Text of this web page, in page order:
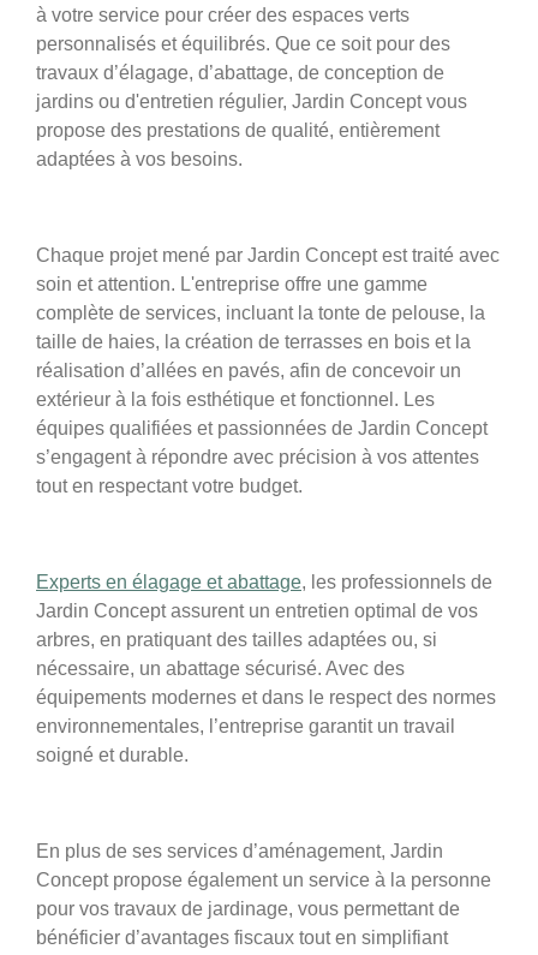
à votre service pour créer des espaces verts
personnalisés et équilibrés. Que ce soit pour des
travaux d’élagage, d’abattage, de conception de
jardins ou d'entretien régulier, Jardin Concept vous
propose des prestations de qualité, entièrement
adaptées à vos besoins.
Chaque projet mené par Jardin Concept est traité avec
soin et attention. L'entreprise offre une gamme
complète de services, incluant la tonte de pelouse, la
taille de haies, la création de terrasses en bois et la
réalisation d’allées en pavés, afin de concevoir un
extérieur à la fois esthétique et fonctionnel. Les
équipes qualifiées et passionnées de Jardin Concept
s’engagent à répondre avec précision à vos attentes
tout en respectant votre budget.
Experts en élagage et abattage, les professionnels de
Jardin Concept assurent un entretien optimal de vos
arbres, en pratiquant des tailles adaptées ou, si
nécessaire, un abattage sécurisé. Avec des
équipements modernes et dans le respect des normes
environnementales, l’entreprise garantit un travail
soigné et durable.
En plus de ses services d’aménagement, Jardin
Concept propose également un service à la personne
pour vos travaux de jardinage, vous permettant de
bénéficier d’avantages fiscaux tout en simplifiant